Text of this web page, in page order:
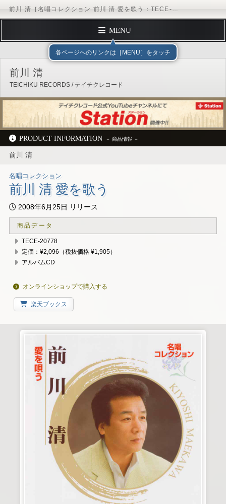
前川 清［名唱コレクション 前川 清 愛を歌う：TECE-20778］ / TEICHIKU RECORDS
MENU
トップページ
プロフィール
ディスコグラフィー
フォームメール
オフィシャルサイト ブログ
Instagram
テイチクオンラインショップ
テイチクエンタテインメント
各ページへのリンクは［MENU］をタッチ
テイチクエンタテインメント TEICHIKU RECORDS
前川 清
TEICHIKU RECORDS / テイチクレコード
PRODUCT INFORMATION
前川 清
名唱コレクション
前川 清 愛を歌う
2008年6月25日 リリース
商品データ
TECE-20778
定価：¥2,096（税抜価格 ¥1,905）
アルバムCD
オンラインショップで購入する
楽天ブックス